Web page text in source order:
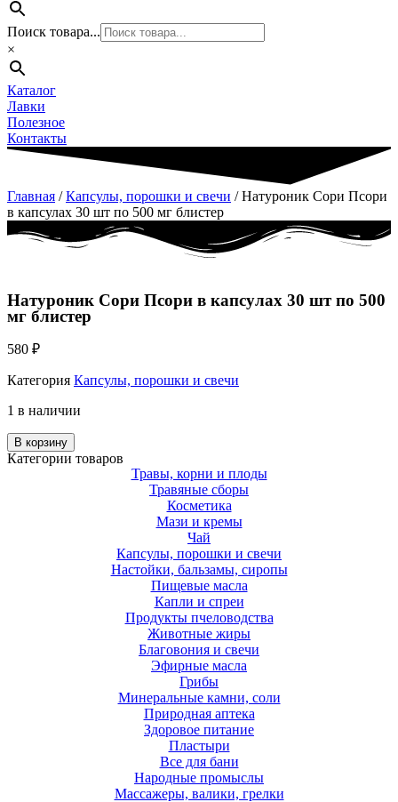
Поиск товара...
×
Каталог
Лавки
Полезное
Контакты
Главная /Капсулы, порошки и свечи / Натуроник Сори Псори
в капсулах 30 шт по 500 мг блистер
Натуроник Сори Псори в капсулах 30 шт по 500
мг блистер
580 ₽
Категория Капсулы, порошки и свечи
1 в наличии
В корзину
Категории товаров
Травы, корни и плоды
Травяные сборы
Косметика
Мази и кремы
Чай
Капсулы, порошки и свечи
Настойки, бальзамы, сиропы
Пищевые масла
Капли и спреи
Продукты пчеловодства
Животные жиры
Благовония и свечи
Эфирные масла
Грибы
Минеральные камни, соли
Природная аптека
Здоровое питание
Пластыри
Все для бани
Народные промыслы
Массажеры, валики, грелки​